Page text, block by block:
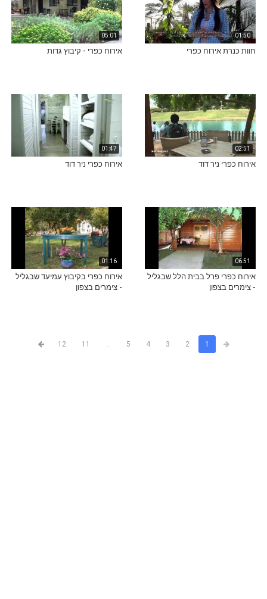
01:50
חוות כנרת אירוח כפרי
05:01
אירוח כפרי - קיבוץ גדות
02:51
אירוח כפרי ניר דוד
01:47
אירוח כפרי ניר דוד
06:51
אירוח כפרי פרל בבית הלל שבגליל
- צימרים בצפון
01:16
אירוח כפרי בקיבוץ עמיעד שבגליל
- צימרים בצפון
1
2
3
4
5
...
11
12